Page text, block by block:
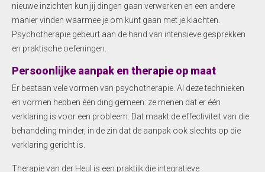
nieuwe inzichten kun jij dingen gaan verwerken en een andere
manier vinden waarmee je om kunt gaan met je klachten.
Psychotherapie gebeurt aan de hand van intensieve gesprekken
en praktische oefeningen.
Persoonlijke aanpak en therapie op maat
Er bestaan vele vormen van psychotherapie. Al deze technieken
en vormen hebben één ding gemeen: ze menen dat er één
verklaring is voor een probleem. Dat maakt de effectiviteit van die
behandeling minder, in de zin dat de aanpak ook slechts op die
verklaring gericht is.
Therapie van der Heul is een praktijk die integratieve